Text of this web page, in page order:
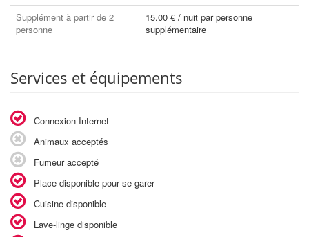
Supplément à partir de 2
personne
15.00 € / nuit par personne
supplémentaire
Services et équipements
Connexion Internet
Animaux acceptés
Fumeur accepté
Place disponible pour se garer
Cuisine disponible
Lave-linge disponible